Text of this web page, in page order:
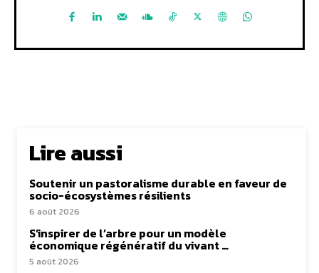
Lire aussi
Soutenir un pastoralisme durable en faveur de
socio-écosystèmes résilients
6 août 2026
S’inspirer de l’arbre pour un modèle
économique régénératif du vivant …
5 août 2026